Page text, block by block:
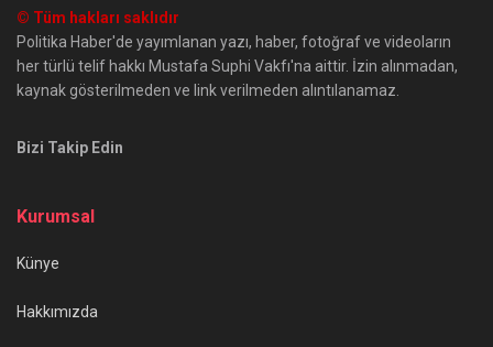
© Tüm hakları saklıdır
Politika Haber'de yayımlanan yazı, haber, fotoğraf ve videoların
her türlü telif hakkı Mustafa Suphi Vakfı'na aittir. İzin alınmadan,
kaynak gösterilmeden ve link verilmeden alıntılanamaz.
Bizi Takip Edin
Kurumsal
Künye
Hakkımızda